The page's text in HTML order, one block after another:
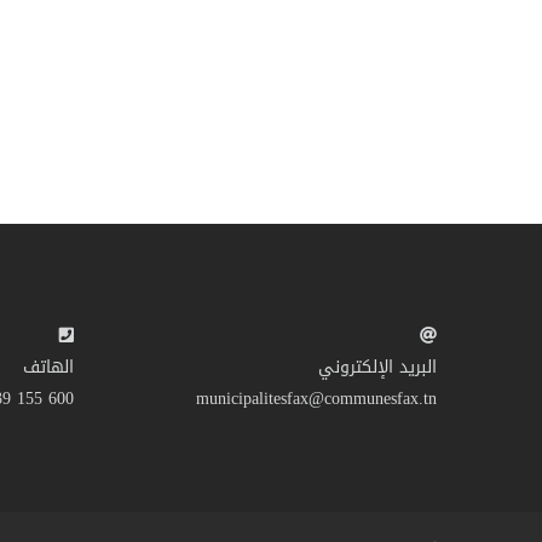
الهاتف
600 155 39 216+
البريد الإلكتروني
municipalitesfax@communesfax.tn